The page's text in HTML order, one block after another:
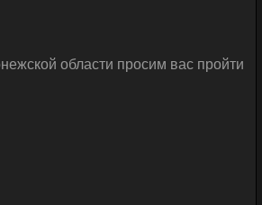
области просим вас пройти